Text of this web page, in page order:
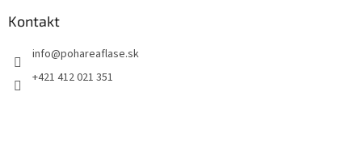
Kontakt
info@pohareaflase.sk
+421 412 021 351